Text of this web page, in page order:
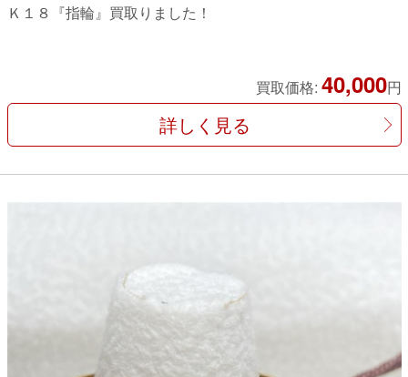
Ｋ１８『指輪』買取りました！
買取価格: 40,000円
詳しく見る